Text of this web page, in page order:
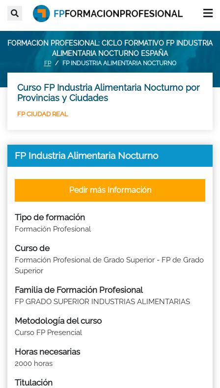
FORMACION PROFESIONAL: CICLO FORMATIVO FP INDUSTRIA
ALIMENTARIA NOCTURNO ESPAÑA
FP FP INDUSTRIA ALIMENTARIA NOCTURNO
Curso FP Industria Alimentaria Nocturno por
Provincias y Ciudades
FP CIUDAD REAL
FP Industria Alimentaria Nocturno
Tipo de formación
Formación Profesional
Curso de
Formación Profesional de Grado Superior - FP de Grado
Superior
Familia de Formación Profesional
FP GRADO SUPERIOR INDUSTRIAS ALIMENTARIAS
Metodología del curso
Curso FP Presencial
Horas necesarias
2000 horas
Titulación
Pedir más Información